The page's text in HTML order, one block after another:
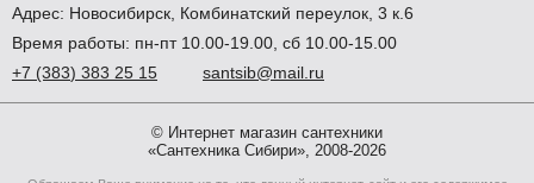
Адрес: Новосибирск Комбинатский переулок, 3 к.6
Время работы: пн-пт 10.00-19.00, сб 10.00-15.00
+7 (383) 383 25 15 santsib@mail.ru
© Интернет магазин сантехники
«Сантехника Сибири», 2008-2026